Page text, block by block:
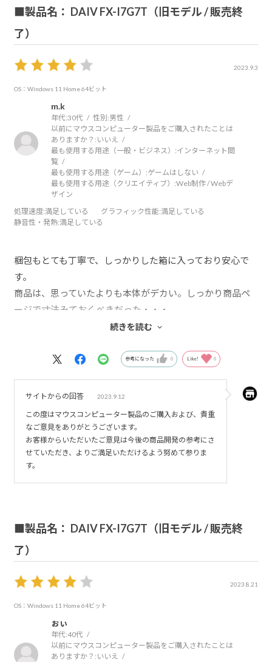
■製品名： DAIV FX-I7G7T（旧モデル / 販売終
了）
2023.9.3
OS：Windows 11 Home 64ビット
m.k
年代:30代 性別:男性
以前にマウスコンピューター製品をご購入されたことは
ありますか？: いいえ
最も使用する用途（一般・ビジネス）:インターネット閲
覧
最も使用する用途（ゲーム）:ゲームはしない
最も使用する用途（クリエイティブ）:Web制作 / Webデ
ザイン
処理速度:満足している グラフィック性能:満足している
静音性・発熱:満足している
梱包もとても丁寧で、しっかりした箱に入っており安心で
す。
商品は、思っていたよりも本体がデカい。しっかり商品ペ
ージで寸法みておくべきだった・・・
しかし、性能はいろいろカスタマイズでアップグレードし
まだあまり高度な処理はしていませんが、ファンも全然う
この性能のまま、もう少し本体さえ小さければありがたい
続きを読む
参考になった 0 Like! 0
サイトからの回答 2023.9.12
この度はマウスコンピューター製品のご購入および、貴重
なご意見をありがとうございます。
お客様からいただいたご意見は今後の商品開発の参考にさ
せていただき、よりご満足いただけるよう努めて参りま
す。
■製品名： DAIV FX-I7G7T（旧モデル / 販売終
了）
2023.8.21
OS：Windows 11 Home 64ビット
ぉぃ
年代:40代
以前にマウスコンピューター製品をご購入されたことは
ありますか？: いいえ